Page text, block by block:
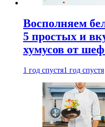
Восполняем
5 простых и
хумусов от
1 год спустя1 год спустя